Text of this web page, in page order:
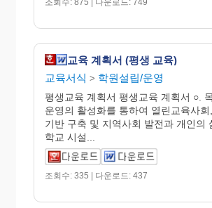
조회수: 875 | 다운로드: 749
교육 계획서 (평생 교육)
교육서식 > 학원설립/운영
평생교육 계획서 평생교육 계획서 ○.
운영의 활성화를 통하여 열린교육사
기반 구축 및 지역사회 발전과 개인의
학교 시설...
조회수: 335 | 다운로드: 437